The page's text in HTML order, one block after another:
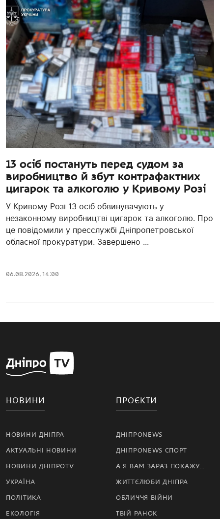
13 осіб постануть перед судом за
виробництво й збут контрафактних
цигарок та алкоголю у Кривому Розі
У Кривому Розі 13 осіб обвинувачують у
незаконному виробництві цигарок та алкоголю. Про
це повідомили у пресслужбі Дніпропетровської
обласної прокуратури. Завершено ...
06.08.2026, 14:00
НОВИНИ
НОВИНИ ДНІПРА
АКТУАЛЬНІ НОВИНИ
НОВИНИ ДНІПРОTV
УКРАЇНА
ПОЛІТИКА
ЕКОЛОГІЯ
ПРОЄКТИ
ДНІПРОNEWS
ДНІПРОNEWS СПОРТ
А Я ВАМ ЗАРАЗ ПОКАЖУ…
ЖИТТЄЛЮБИ ДНІПРА
ОБЛИЧЧЯ ВІЙНИ
ТВІЙ РАНОК